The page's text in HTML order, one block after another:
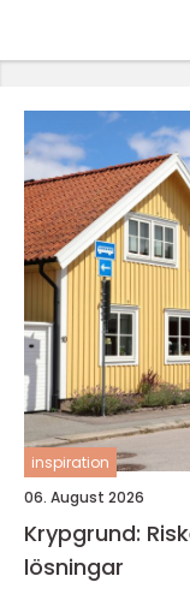
inspiration
06. August 2026
Krypgrund:
lösningar